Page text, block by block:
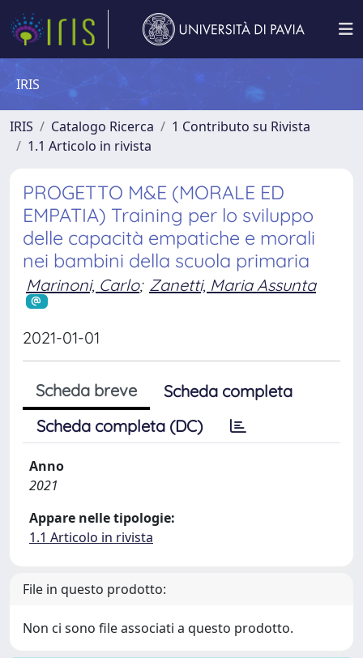
IRIS
IRIS Catalogo Ricerca
1 Contributo su Rivista
1.1 Articolo in rivista
PROGETTO M&E (MORALE ED
EMPATIA) Training per lo sviluppo
delle capacità empatiche e morali
nei bambini della scuola primaria
Marinoni, Carlo; Zanetti, Maria Assunta
2021-01-01
Scheda breve
Scheda completa
Scheda completa (DC)
Anno
2021
Appare nelle tipologie:
1.1 Articolo in rivista
File in questo prodotto:
Non ci sono file associati a questo prodotto.